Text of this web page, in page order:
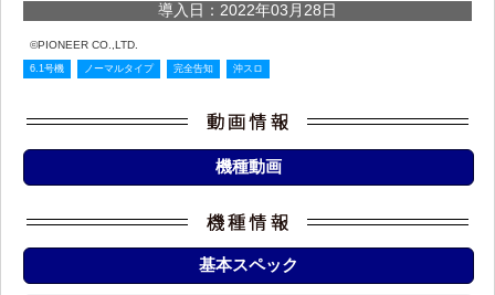
導入日：2022年03月28日
©PIONEER CO.,LTD.
6.1号機 ノーマルタイプ 完全告知 沖スロ
機種動画
基本スペック